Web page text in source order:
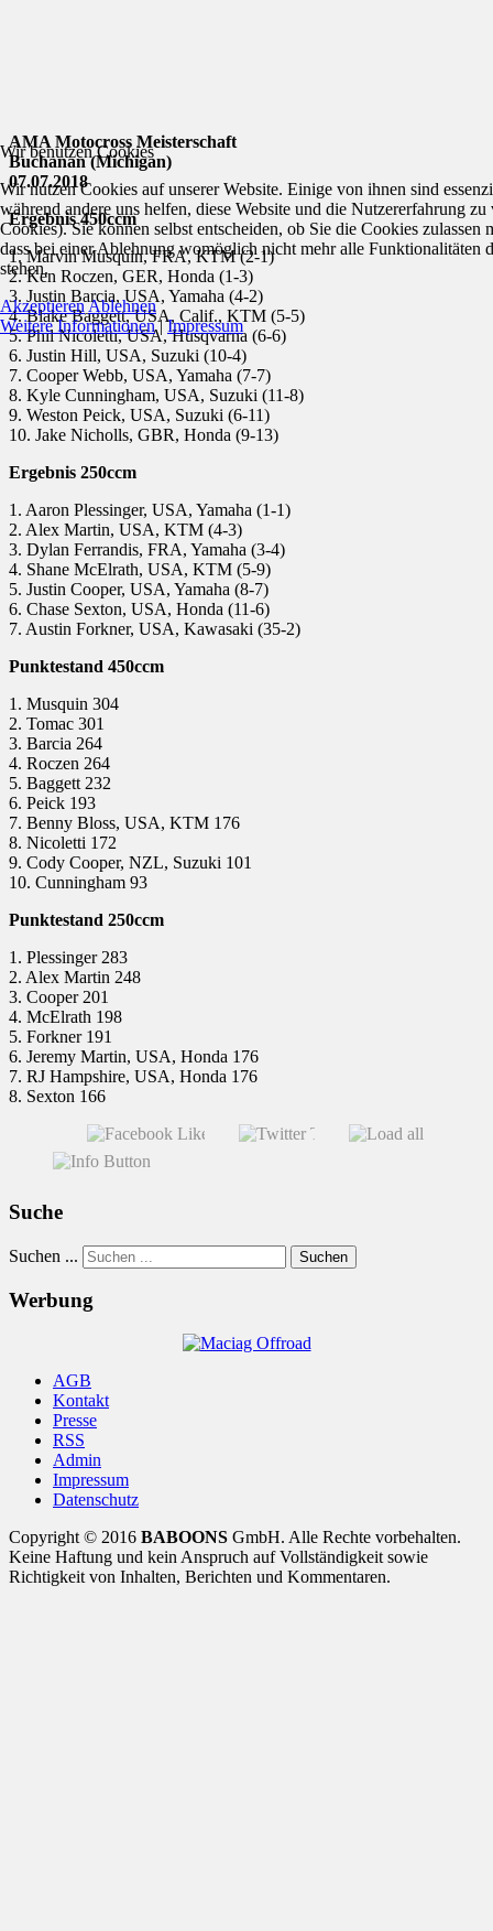
AMA Motocross Meisterschaft
Buchanan (Michigan)
07.07.2018
Ergebnis 450ccm
1. Marvin Musquin, FRA, KTM (2-1)
2. Ken Roczen, GER, Honda (1-3)
3. Justin Barcia, USA, Yamaha (4-2)
4. Blake Baggett, USA, Calif., KTM (5-5)
5. Phil Nicoletti, USA, Husqvarna (6-6)
6. Justin Hill, USA, Suzuki (10-4)
7. Cooper Webb, USA, Yamaha (7-7)
8. Kyle Cunningham, USA, Suzuki (11-8)
9. Weston Peick, USA, Suzuki (6-11)
10. Jake Nicholls, GBR, Honda (9-13)
Ergebnis 250ccm
1. Aaron Plessinger, USA, Yamaha (1-1)
2. Alex Martin, USA, KTM (4-3)
3. Dylan Ferrandis, FRA, Yamaha (3-4)
4. Shane McElrath, USA, KTM (5-9)
5. Justin Cooper, USA, Yamaha (8-7)
6. Chase Sexton, USA, Honda (11-6)
7. Austin Forkner, USA, Kawasaki (35-2)
Punktestand 450ccm
1. Musquin 304
2. Tomac 301
3. Barcia 264
4. Roczen 264
5. Baggett 232
6. Peick 193
7. Benny Bloss, USA, KTM 176
8. Nicoletti 172
9. Cody Cooper, NZL, Suzuki 101
10. Cunningham 93
Punktestand 250ccm
1. Plessinger 283
2. Alex Martin 248
3. Cooper 201
4. McElrath 198
5. Forkner 191
6. Jeremy Martin, USA, Honda 176
7. RJ Hampshire, USA, Honda 176
8. Sexton 166
Suche
Suchen ... Suchen
Werbung
AGB
Kontakt
Presse
RSS
Admin
Impressum
Datenschutz
Copyright © 2016 BABOONS GmbH. Alle Rechte vorbehalten.
Keine Haftung und kein Anspruch auf Vollständigkeit sowie
Richtigkeit von Inhalten, Berichten und Kommentaren.
Wir benutzen Cookies
Wir nutzen Cookies auf unserer Website. Einige von ihnen sind
während andere uns helfen, diese Website und die Nutzererfahrung zu
Cookies). Sie können selbst entscheiden, ob Sie die Cookies zulassen
dass bei einer Ablehnung womöglich nicht mehr alle Funktionalitäten
stehen.
AkzeptierenAblehnen
Weitere Informationen|Impressum